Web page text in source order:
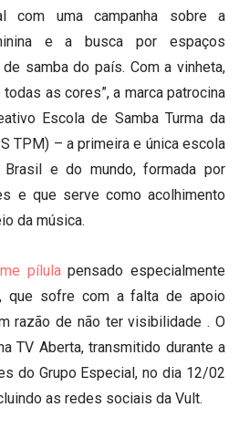
com uma campanha sobre a
e a busca por espaços
samba do país. Com a vinheta,
todas as cores”, a marca patrocina
Escola de Samba Turma da
TPM) – a primeira e única escola
e do mundo, formada por
e que serve como acolhimento
da música.
pílulapensado especialmente
que sofre com a falta de apoio
razão de não ter visibilidade . O
TV Aberta, transmitido durante a
do Grupo Especial, no dia 12/02
as redes sociais da Vult.